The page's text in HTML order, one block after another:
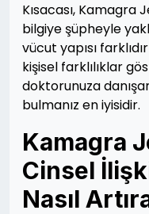
Kısacası, Kamagra
bilgiye şüpheyle
vücut yapısı
kişisel farklılıklar
doktorunuza
bulmanız en iyisidir.
Kamagra
Cinsel
Nasıl